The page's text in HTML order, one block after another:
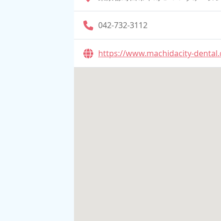
042-732-3112
https://www.machidacity-